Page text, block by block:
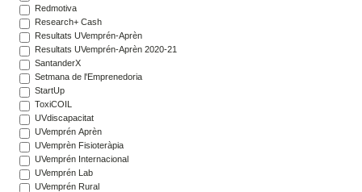
Redmotiva
Research+ Cash
Resultats UVemprén-Aprèn
Resultats UVemprén-Aprèn 2020-21
SantanderX
Setmana de l'Emprenedoria
StartUp
ToxiCOIL
UVdiscapacitat
UVemprén Aprèn
UVemprèn Fisioteràpia
UVemprén Internacional
UVemprén Lab
UVemprén Rural